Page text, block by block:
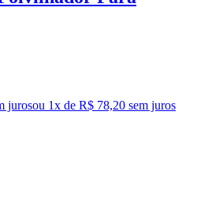
jurosou 1x de R$ 78,20 sem juros